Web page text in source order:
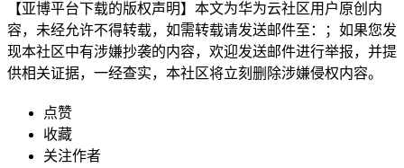
【亚博平台下载的版权声明】本文为华为云社区用户原创内
容，未经允许不得转载，如需转载请发送邮件至：；如果您发
现本社区中有涉嫌抄袭的内容，欢迎发送邮件进行举报，并提
供相关证据，一经查实，本社区将立刻删除涉嫌侵权内容。
点赞
收藏
关注作者